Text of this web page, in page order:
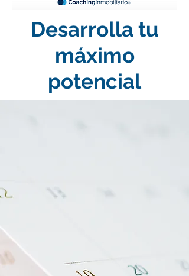
Desarrolla tu
máximo
potencial